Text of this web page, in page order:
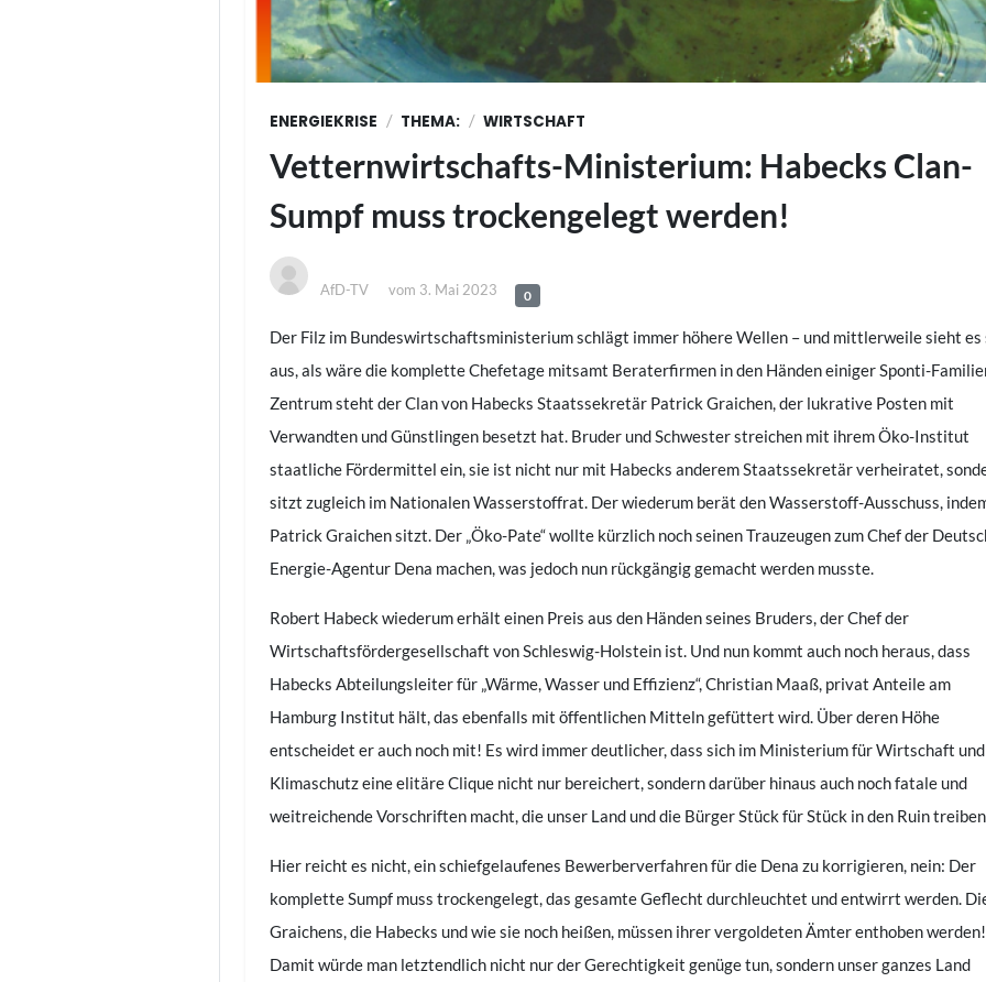
ENERGIEKRISE / THEMA: / WIRTSCHAFT
Vetternwirtschafts-Ministerium: Habecks Clan-
Sumpf muss trockengelegt werden!
AfD-TV vom 3. Mai 2023 0
Der Filz im Bundeswirtschaftsministerium schlägt immer höhere Wellen – und mittlerweile sieht es
aus, als wäre die komplette Chefetage mitsamt Beraterfirmen in den Händen einiger Sponti-
Zentrum steht der Clan von Habecks Staatssekretär Patrick Graichen, der lukrative Posten mit
Verwandten und Günstlingen besetzt hat. Bruder und Schwester streichen mit ihrem Öko-Institut
staatliche Fördermittel ein, sie ist nicht nur mit Habecks anderem Staatssekretär verheiratet,
sitzt zugleich im Nationalen Wasserstoffrat. Der wiederum berät den Wasserstoff-Ausschuss,
Patrick Graichen sitzt. Der „Öko-Pate“ wollte kürzlich noch seinen Trauzeugen zum Chef der
Energie-Agentur Dena machen, was jedoch nun rückgängig gemacht werden musste.
Robert Habeck wiederum erhält einen Preis aus den Händen seines Bruders, der Chef der
Wirtschaftsfördergesellschaft von Schleswig-Holstein ist. Und nun kommt auch noch heraus, dass
Habecks Abteilungsleiter für „Wärme, Wasser und Effizienz“, Christian Maaß, privat Anteile am
Hamburg Institut hält, das ebenfalls mit öffentlichen Mitteln gefüttert wird. Über deren Höhe
entscheidet er auch noch mit! Es wird immer deutlicher, dass sich im Ministerium für Wirtschaft und
Klimaschutz eine elitäre Clique nicht nur bereichert, sondern darüber hinaus auch noch fatale und
weitreichende Vorschriften macht, die unser Land und die Bürger Stück für Stück in den Ruin
Hier reicht es nicht, ein schiefgelaufenes Bewerberverfahren für die Dena zu korrigieren, nein: Der
komplette Sumpf muss trockengelegt, das gesamte Geflecht durchleuchtet und entwirrt werden.
Graichens, die Habecks und wie sie noch heißen, müssen ihrer vergoldeten Ämter enthoben werden!
Damit würde man letztendlich nicht nur der Gerechtigkeit genüge tun, sondern unser ganzes Land